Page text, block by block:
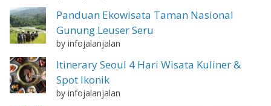
Panduan Ekowisata Taman Nasional
Gunung Leuser Seru
by infojalanjalan
Itinerary Seoul 4 Hari Wisata Kuliner &
Spot Ikonik
by infojalanjalan